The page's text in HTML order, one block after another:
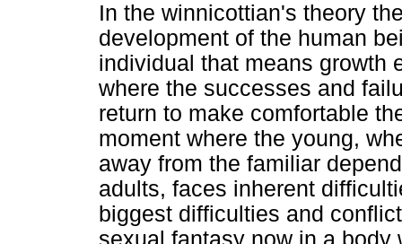
In the winnicottian's theory
development of the human
individual that means growth
where the successes and
return to make comfortable
moment where the young,
away from the familiar
adults, faces inherent
biggest difficulties and